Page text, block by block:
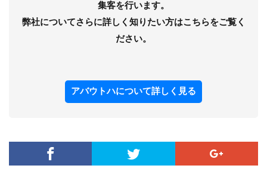
集客を行います。
弊社についてさらに詳しく知りたい方はこちらをご覧く
ださい。
アバウトハについて詳しく見る